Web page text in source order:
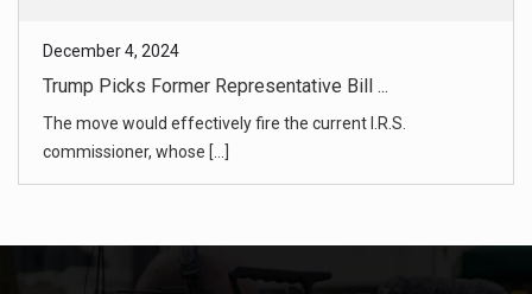
December 4, 2024
Pardon Backlash Reflects Fraught Break ...
The criticism of the president’s pardon of his son from
within his own [...]
France’s Prime Minister Michel Barnier ...